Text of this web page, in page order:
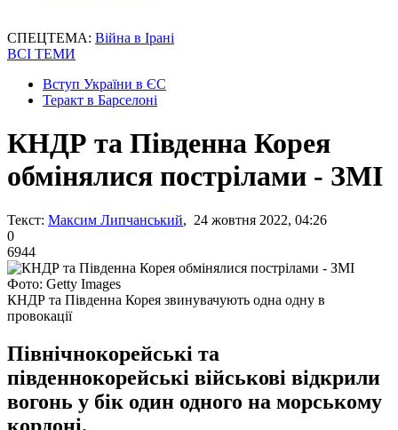
СПЕЦТЕМА: Війна в Ірані
ВСІ ТЕМИ
Вступ України в ЄС
Теракт в Барселоні
КНДР та Південна Корея
обмінялися пострілами - ЗМІ
Текст: Максим Липчанський, 24 жовтня 2022, 04:26
0
6944
Фото: Getty Images
КНДР та Південна Корея звинувачують одна одну в
провокації
Північнокорейські та
південнокорейські військові відкрили
вогонь у бік один одного на морському
кордоні.